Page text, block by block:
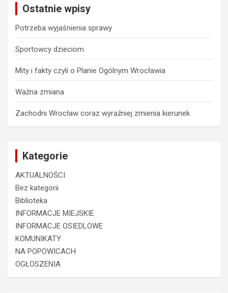
Ostatnie wpisy
Potrzeba wyjaśnienia sprawy
Sportowcy dzieciom
Mity i fakty czyli o Planie Ogólnym Wrocławia
Ważna zmiana
Zachodni Wrocław coraz wyraźniej zmienia kierunek
Kategorie
AKTUALNOŚCI
Bez kategorii
Biblioteka
INFORMACJE MIEJSKIE
INFORMACJE OSIEDLOWE
KOMUNIKATY
NA POPOWICACH
OGŁOSZENIA